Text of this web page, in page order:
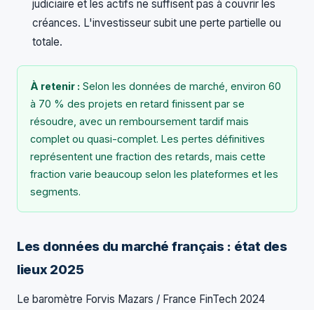
judiciaire et les actifs ne suffisent pas à couvrir les
créances. L'investisseur subit une perte partielle ou
totale.
À retenir : Selon les données de marché, environ 60
à 70 % des projets en retard finissent par se
résoudre, avec un remboursement tardif mais
complet ou quasi-complet. Les pertes définitives
représentent une fraction des retards, mais cette
fraction varie beaucoup selon les plateformes et les
segments.
Les données du marché français : état des
lieux 2025
Le baromètre Forvis Mazars / France FinTech 2024